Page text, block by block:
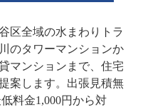
区全域の水まわりトラ
のタワーマンションか
マンションまで、住宅
案します。出張見積無
料金1,000円から対